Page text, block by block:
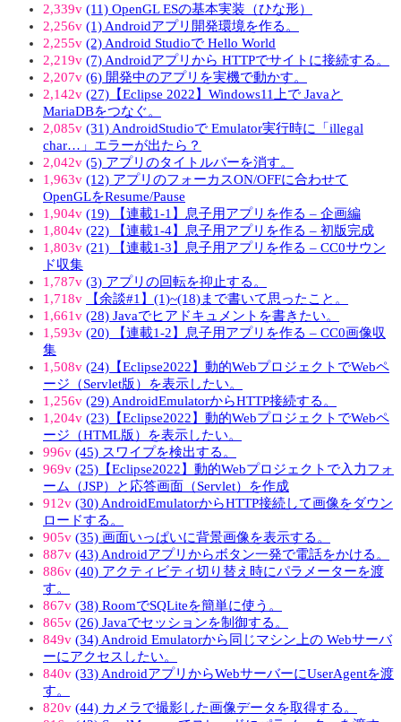
2,339v (11) OpenGL ESの基本実装（ひな形）
2,256v (1) Androidアプリ開発環境を作る。
2,255v (2) Android Studioで Hello World
2,219v (7) Androidアプリから HTTPでサイトに接続する。
2,207v (6) 開発中のアプリを実機で動かす。
2,142v (27)【Eclipse 2022】Windows11上で Javaと
MariaDBをつなぐ。
2,085v (31) AndroidStudioで Emulator実行時に「illegal
char…」エラーが出たら？
2,042v (5) アプリのタイトルバーを消す。
1,963v (12) アプリのフォーカスON/OFFに合わせて
OpenGLをResume/Pause
1,904v (19) 【連載1-1】息子用アプリを作る – 企画編
1,804v (22) 【連載1-4】息子用アプリを作る – 初版完成
1,803v (21) 【連載1-3】息子用アプリを作る – CC0サウン
ド収集
1,787v (3) アプリの回転を抑止する。
1,718v
【余談#1】(1)~(18)まで書いて思ったこと。
1,661v (28) Javaでヒアドキュメントを書きたい。
1,593v (20) 【連載1-2】息子用アプリを作る – CC0画像収
集
1,508v (24)【Eclipse2022】動的WebプロジェクトでWebペ
ージ（Servlet版）を表示したい。
1,256v (29) AndroidEmulatorからHTTP接続する。
1,204v (23)【Eclipse2022】動的WebプロジェクトでWebペ
ージ（HTML版）を表示したい。
996v (45) スワイプを検出する。
969v (25)【Eclipse2022】動的Webプロジェクトで入力フォ
ーム（JSP）と応答画面（Servlet）を作成
912v (30) AndroidEmulatorからHTTP接続して画像をダウン
ロードする。
905v (35) 画面いっぱいに背景画像を表示する。
887v (43) Androidアプリからボタン一発で電話をかける。
886v (40) アクティビティ切り替え時にパラメーターを渡
す。
867v (38) RoomでSQLiteを簡単に使う。
865v (26) Javaでセッションを制御する。
849v (34) Android Emulatorから同じマシン上の Webサーバ
ーにアクセスしたい。
840v (33) AndroidアプリからWebサーバーにUserAgentを渡
す。
820v (44) カメラで撮影した画像データを取得する。